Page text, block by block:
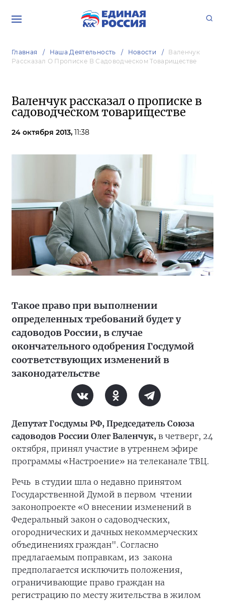
Главная Наша Деятельность Новости
Валенчук
Рассказал О Прописке В Садоводческом Товариществе
Валенчук рассказал о прописке в
садоводческом товариществе
24 октября 2013, 11:38
Такое право при выполнении
определенных требований будет у
садоводов России, в случае
окончательного одобрения Госдумой
соответствующих изменений в
законодательстве
Депутат Госдумы РФ, Председатель Союза
садоводов России Олег Валенчук, в четверг, 24
октября, принял участие в утреннем эфире
программы «Настроение» на телеканале ТВЦ.
Речь в студии шла о недавно принятом
Государственной Думой в первом чтении
законопроекте «О внесении изменений в
Федеральный закон о садоводческих,
огороднических и дачных некоммерческих
объединениях граждан". Согласно
предлагаемым поправкам, из закона
предполагается исключить положения,
ограничивающие право граждан на
регистрацию по месту жительства в жилом